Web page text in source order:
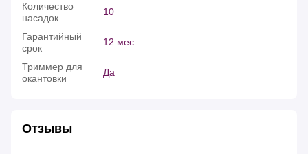
Количество
насадок
10
Гарантийный
срок
12 мес
Триммер для
окантовки
Да
Отзывы